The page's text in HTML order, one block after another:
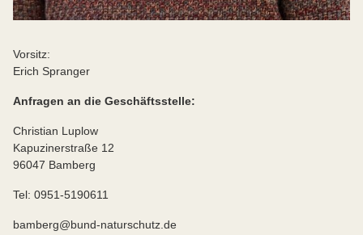
Vorsitz:
Erich Spranger
Anfragen an die Geschäftsstelle:
Christian Luplow
Kapuzinerstraße 12
96047 Bamberg
Tel: 0951-5190611
bamberg@bund-naturschutz.de